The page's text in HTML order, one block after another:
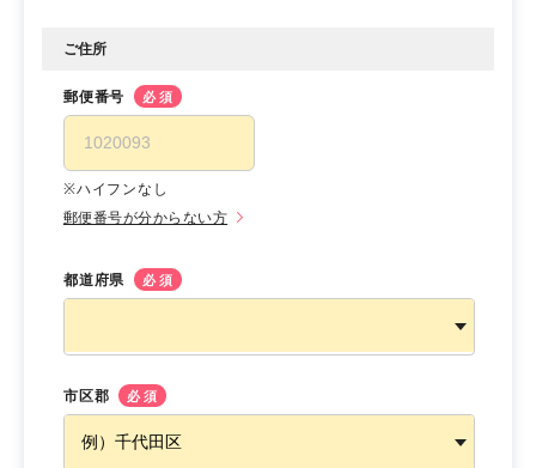
ご住所
郵便番号 必須
※ハイフンなし
郵便番号が分からない方
都道府県 必須
市区郡 必須